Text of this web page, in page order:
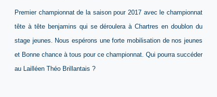
Premier championnat de la saison pour 2017 avec le championnat
tête à tête benjamins qui se déroulera à Chartres en doublon du
stage jeunes. Nous espérons une forte mobilisation de nos jeunes
et Bonne chance à tous pour ce championnat. Qui pourra succéder
au Lailléen Théo Brillantais ?